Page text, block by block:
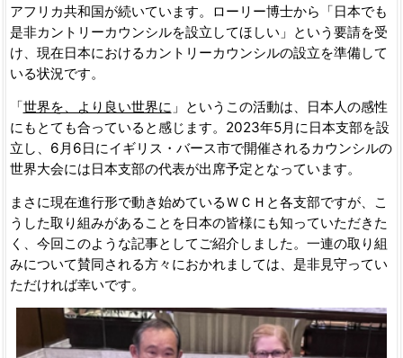
アフリカ共和国が続いています。ローリー博士から「日本でも
是非カントリーカウンシルを設立してほしい」という要請を受
け、現在日本におけるカントリーカウンシルの設立を準備して
いる状況です。
「世界を、より良い世界に 」というこの活動は、日本人の感性
にもとても合っていると感じます。2023年5月に日本支部を設
立し、6月6日にイギリス・バース市で開催されるカウンシルの
世界大会には日本支部の代表が出席予定となっています。
まさに現在進行形で動き始めているＷＣＨと各支部ですが、こ
うした取り組みがあることを日本の皆様にも知っていただきた
く、今回このような記事としてご紹介しました。一連の取り組
みについて賛同される方々におかれましては、是非見守ってい
ただければ幸いです。